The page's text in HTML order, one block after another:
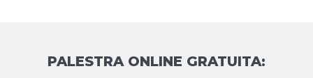
PALESTRA ONLINE GRATUITA: